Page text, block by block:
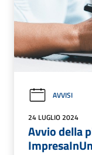
AVVISI
24 LUGLIO 2024
Avvio della